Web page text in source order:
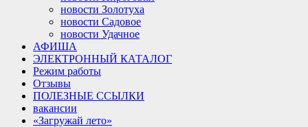
новости Золотуха
новости Садовое
новости Удачное
АФИША
ЭЛЕКТРОННЫЙ КАТАЛОГ
Режим работы
Отзывы
ПОЛЕЗНЫЕ ССЫЛКИ
вакансии
«Загружай лето»